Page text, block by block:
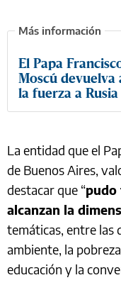
El Papa
Moscú devuelva
la fuerza a Rusia
La entidad que el
de Buenos Aires,
destacar que “pudo
alcanzan la
temáticas, entre las
ambiente, la
educación y la